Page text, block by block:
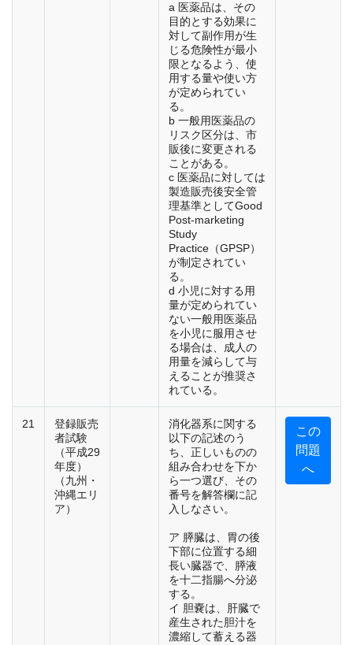
a 医薬品は、その
目的とする効果に
対して副作用が生
じる危険性が最小
限となるよう、使
用する量や使い方
が定められてい
る。
b 一般用医薬品の
リスク区分は、市
販後に変更される
ことがある。
c 医薬品に対しては
製造販売後安全管
理基準としてGood
Post-marketing
Study
Practice（GPSP）
が制定されてい
る。
d 小児に対する用
量が定められてい
ない一般用医薬品
を小児に服用させ
る場合は、成人の
用量を減らして与
えることが推奨さ
れている。
21
登録販売
者試験
（平成29
年度）
（九州・
沖縄エリ
ア）
消化器系に関する
以下の記述のう
ち、正しいものの
組み合わせを下か
ら一つ選び、その
番号を解答欄に記
入しなさい。
ア 膵臓は、胃の後
下部に位置する細
長い臓器で、膵液
を十二指腸へ分泌
する。
イ 胆嚢は、肝臓で
産生された胆汁を
濃縮して蓄える器
この
問題
へ